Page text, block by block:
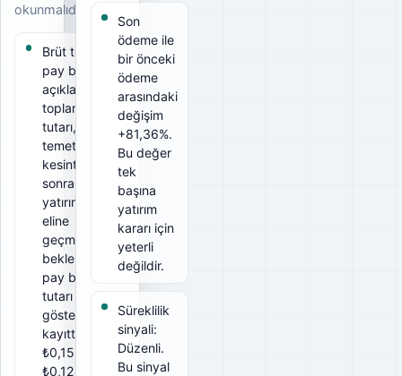
okunmalıdır.
Brüt temettü
pay başına
açıklanan
toplam
tutarı, net
temettü ise
kesintiler
sonrası
yatırımcının
eline
geçmesi
beklenen
pay başına
tutarı
gösterir. Bu
kayıtta brüt
₺0,15, net
₺0,1284.
Son
ödeme ile
bir önceki
ödeme
arasındaki
değişim
+81,36%.
Bu değer
tek
başına
yatırım
kararı için
yeterli
değildir.
Süreklilik
sinyali:
Düzenli.
Bu sinyal